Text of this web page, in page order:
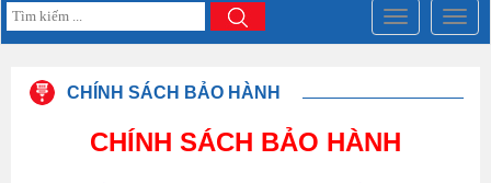
Đây
là
Đây
là
CHÍNH SÁCH BẢO HÀNH
CHÍNH SÁCH BẢO HÀNH